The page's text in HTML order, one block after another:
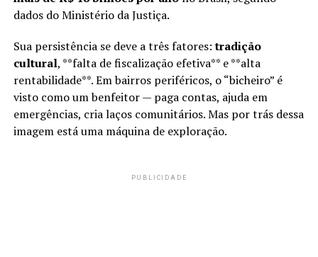
dados do Ministério da Justiça.
Sua persistência se deve a três fatores:tradição
cultural, **falta de fiscalização efetiva** e **alta
rentabilidade**. Em bairros periféricos, o “bicheiro” é
visto como um benfeitor — paga contas, ajuda em
emergências, cria laços comunitários. Mas por trás dessa
imagem está uma máquina de exploração.
PUBLICIDADE